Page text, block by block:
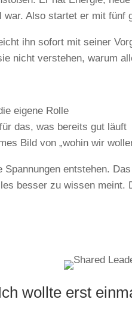
war. Also startet er mit fünf
ihn sofort mit seiner
nicht verstehen, warum
eigene Rolle
das, was bereits gut läuft
Bild von „wohin wir
Spannungen entstehen.
besser zu wissen meint.
wollte erst